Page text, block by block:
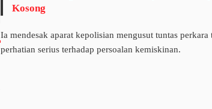
Kosong
Ia mendesak aparat kepolisian mengusut tuntas
perhatian serius terhadap persoalan kemiskinan.